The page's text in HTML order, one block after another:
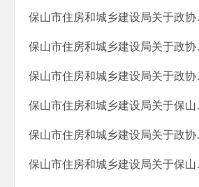
保山市住
保山市住
保山市住
保山市住
保山市住
保山市住